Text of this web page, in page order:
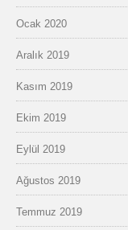
Ocak 2020
Aralık 2019
Kasım 2019
Ekim 2019
Eylül 2019
Ağustos 2019
Temmuz 2019